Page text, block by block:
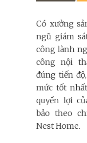
Có xưởng
ngũ giám
công lành
công nội
đúng tiến
mức tốt
quyền lợi
bảo theo
Nest Home.